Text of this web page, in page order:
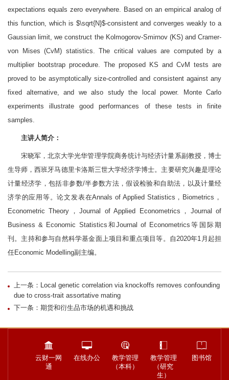
expectations equals zero everywhere. Based on an empirical analog of
this function, which is $\sqrt{N}$-consistent and converges weakly to a
Gaussian limit, we construct the Kolmogorov-Smirnov (KS) and Cramer-
von Mises (CvM) statistics. The critical values are computed by a
multiplier bootstrap procedure. The proposed KS and CvM tests are
proved to be asymptotically size-controlled and consistent against any
fixed alternative, and we also study the local power. Monte Carlo
experiments illustrate good performances of these tests in finite
samples.
主讲人简介：
宋晓军，北京大学光华管理学院商务统计与经济计量系副教授，博士
生导师，西班牙马德里卡洛斯三世大学经济学博士。主要研究兴趣是理论
计量经济学，包括非参数/半参数方法，假设检验和自助法，以及计量经
济学的应用等。论文发表在Annals of Applied Statistics，Biometrics，
Econometric Theory，Journal of Applied Econometrics，Journal of
Business & Economic Statistics和Journal of Econometrics等国际期
刊。主持和参与自然科学基金面上项目和重点项目等。自2020年1月起担
任Economic Modelling副主编。
上一条：Local genetic correlation via knockoffs removes confounding
due to cross-trait assortative mating
下一条：期货和衍生品市场的机遇和挑战
云财一网
通
在线办公
教学管理
（本科）
教学管理
（研究
生）
图书馆